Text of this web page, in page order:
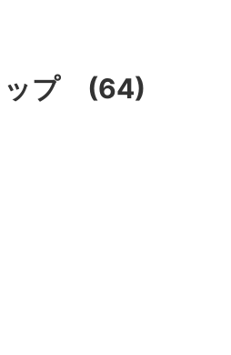
ップ (64)